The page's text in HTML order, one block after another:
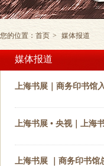
您的位置： 首页 > 媒体报道
媒体报道
上海书展｜商务印书馆
上海书展 • 央视｜上海
上海书展 ｜商务印书馆